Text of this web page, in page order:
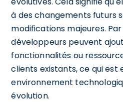
à des changements futurs
modifications majeures.
développeurs peuvent
fonctionnalités ou
clients existants, ce qui est
environnement
évolution.